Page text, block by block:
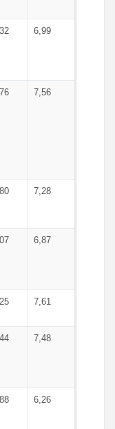
6,99
7,56
7,28
6,87
7,61
7,48
6,26